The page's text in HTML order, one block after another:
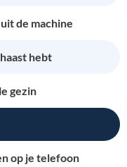
de machine
hebt
gezin
op je telefoon